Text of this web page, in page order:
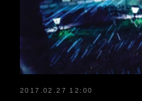
2017.02.27 12:00